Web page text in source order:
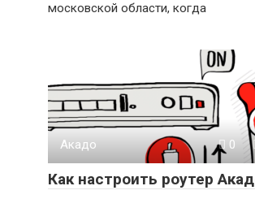
московской области, когда
Акадо 0
Как настроить роутер